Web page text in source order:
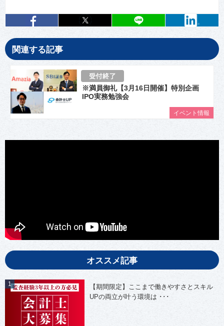
entry148 entry148 entry148
関連する記事
イベント情報
※満員御礼【3月16日開催】特別企画
IPO実務勉強会
オススメ記事
【期間限定】ここまで働きやすさとスキル
UPの両立が叶う環境は ･･･